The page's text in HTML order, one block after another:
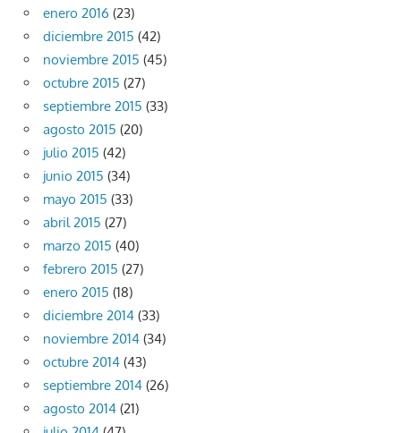
enero 2016 (23)
diciembre 2015 (42)
noviembre 2015 (45)
octubre 2015 (27)
septiembre 2015 (33)
agosto 2015 (20)
julio 2015 (42)
junio 2015 (34)
mayo 2015 (33)
abril 2015 (27)
marzo 2015 (40)
febrero 2015 (27)
enero 2015 (18)
diciembre 2014 (33)
noviembre 2014 (34)
octubre 2014 (43)
septiembre 2014 (26)
agosto 2014 (21)